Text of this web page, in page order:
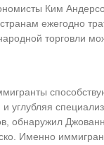
Ким
ежегодно
торговли
углубляя
обнаружил
Именно